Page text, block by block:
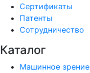
Сертификаты
Патенты
Сотрудничество
Каталог
Машинное зрение